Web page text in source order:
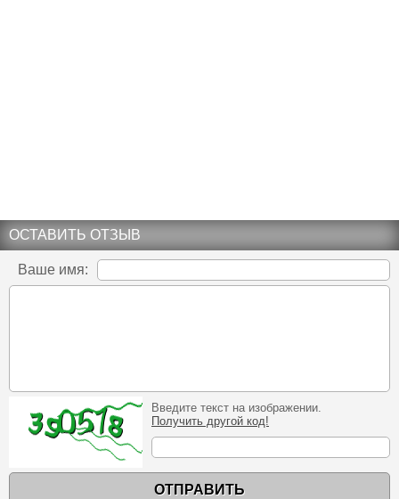
ОСТАВИТЬ ОТЗЫВ
Ваше имя:
Введите текст на изображении.
Получить другой код!
ОТПРАВИТЬ